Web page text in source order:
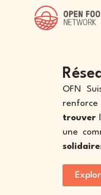
OFN
trouver
une